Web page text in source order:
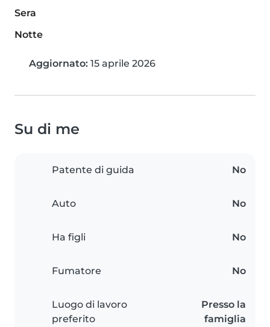
Sera
Notte
Aggiornato: 15 aprile 2026
Su di me
Patente di guida No
Auto No
Ha figli No
Fumatore No
Luogo di lavoro
preferito
Presso la
famiglia